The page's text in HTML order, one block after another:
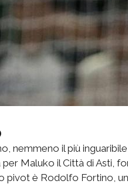
nemmeno il più
Maluko il Città di Asti,
pivot è Rodolfo Fortino,